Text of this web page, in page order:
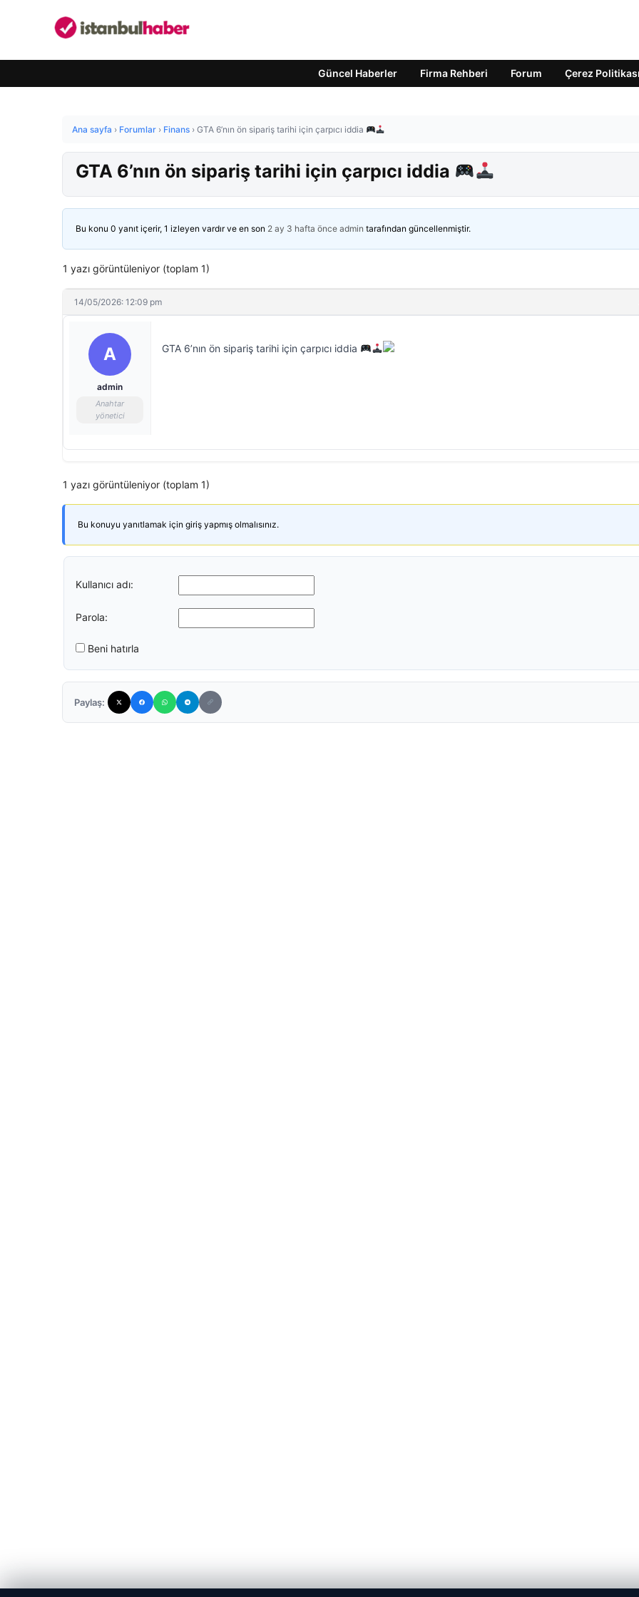
Güncel Haberler Firma Rehberi Forum Çerez Politikası
Ana sayfa › Forumlar › Finans › GTA 6’nın ön sipariş tarihi için çarpıcı iddia
GTA 6’nın ön sipariş tarihi için çarpıcı iddia
Bu konu 0 yanıt içerir, 1 izleyen vardır ve en son 2 ay 3 hafta önce admin tarafından güncellenmiştir.
1 yazı görüntüleniyor (toplam 1)
14/05/2026: 12:09 pm
A
admin
Anahtar
yönetici
GTA 6’nın ön sipariş tarihi için çarpıcı iddia
1 yazı görüntüleniyor (toplam 1)
Bu konuyu yanıtlamak için giriş yapmış olmalısınız.
Kullanıcı adı:
Parola:
Beni hatırla
Paylaş: